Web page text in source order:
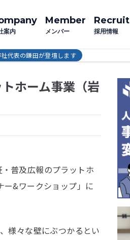
案内
Member
メンバー
Recruit
採用情報
代表の鎌田が登壇します
ホーム事業（岩
普及広報のプラットホ
ー&ワークショップ」に
様々な壁にぶつかるとい